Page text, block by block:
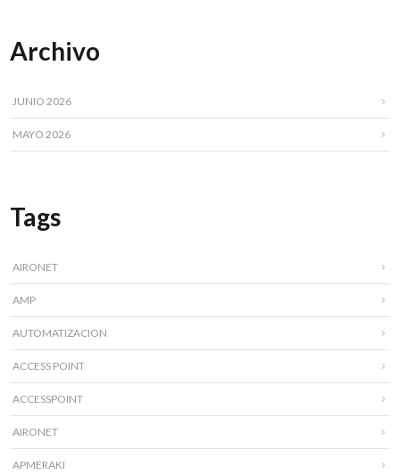
Archivo
JUNIO 2026
MAYO 2026
Tags
AIRONET
AMP
AUTOMATIZACION
ACCESS POINT
ACCESSPOINT
AIRONET
APMERAKI